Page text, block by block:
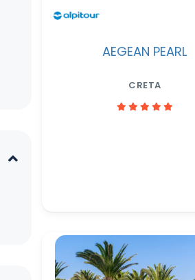
AEGEAN PEARL
CRETA